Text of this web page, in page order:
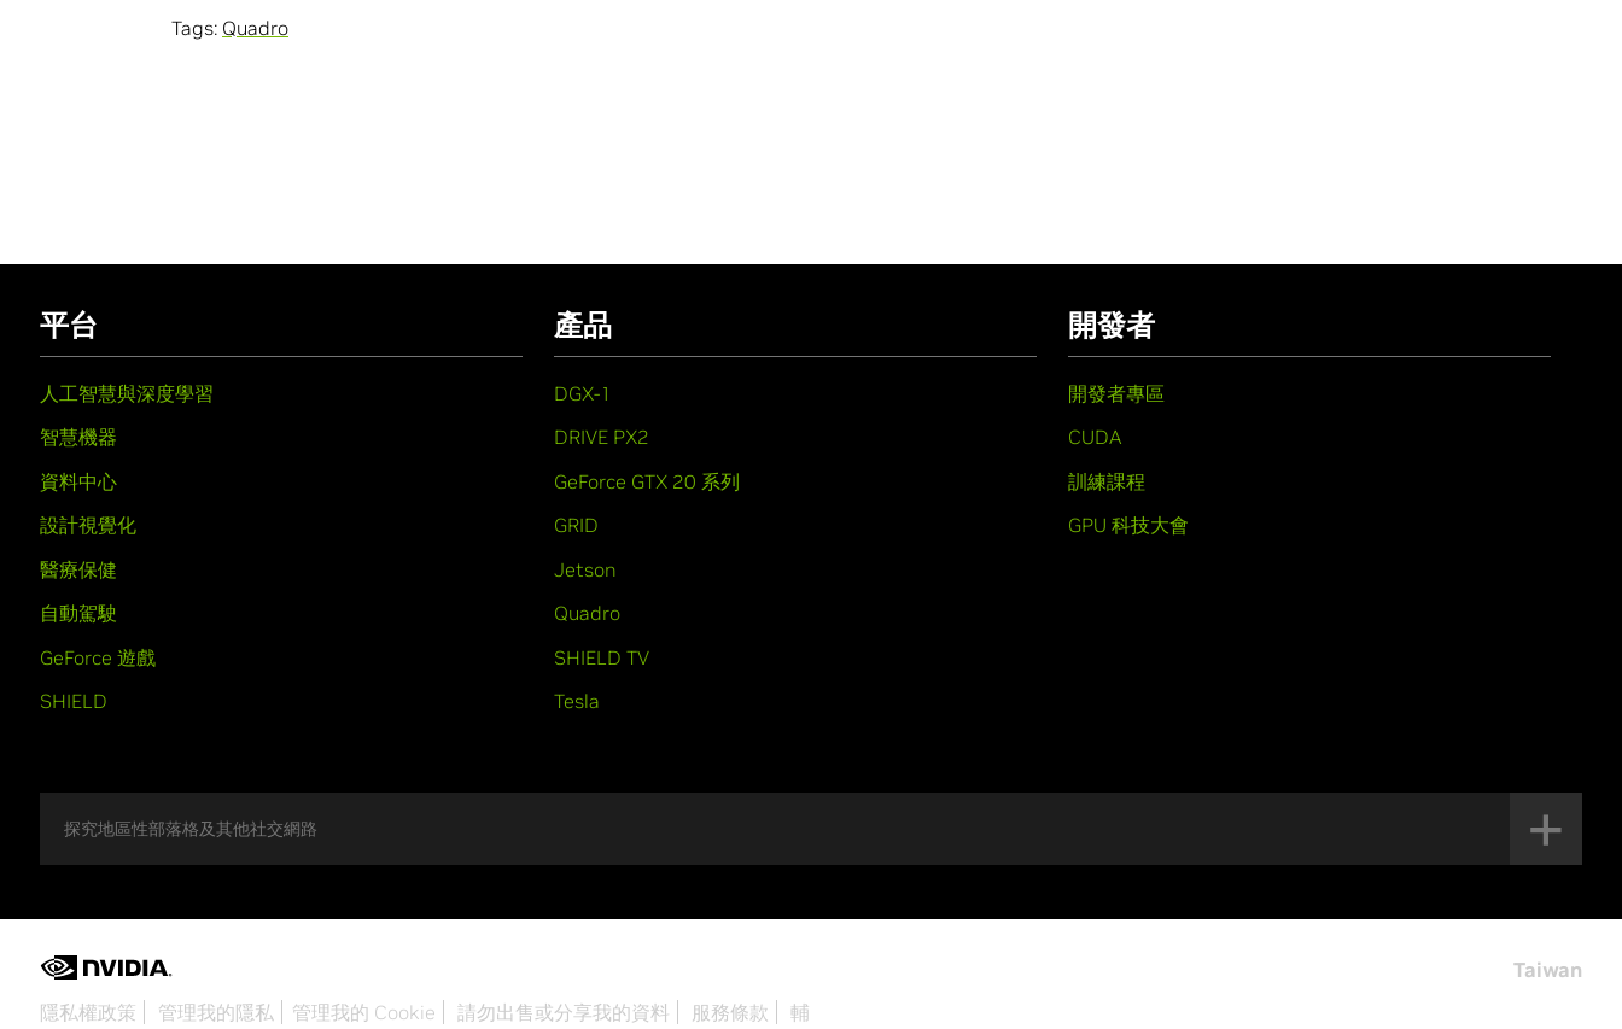
Tags: Quadro
平台
人工智慧與深度學習
智慧機器
資料中心
設計視覺化
醫療保健
自動駕駛
GeForce 遊戲
SHIELD
產品
DGX-1
DRIVE PX2
GeForce GTX 20 系列
GRID
Jetson
Quadro
SHIELD TV
Tesla
開發者
開發者專區
CUDA
訓練課程
GPU 科技大會
探究地區性部落格及其他社交網路
隱私權政策 管理我的隱私 管理我的 Cookie 請勿出售或分享我的資料 服務條款 輔
Taiwan